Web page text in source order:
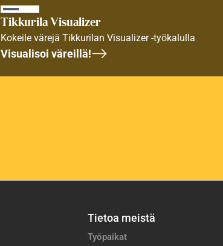
Tikkurila Visualizer
Kokeile värejä Tikkurilan Visualizer -työkalulla
Visualisoi väreillä!
Tietoa meistä
Työpaikat